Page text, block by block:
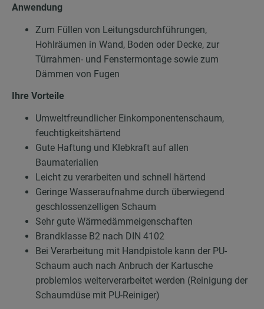
Anwendung
Zum Füllen von Leitungsdurchführungen,
Hohlräumen in Wand, Boden oder Decke, zur
Türrahmen- und Fenstermontage sowie zum
Dämmen von Fugen
Ihre Vorteile
Umweltfreundlicher Einkomponentenschaum,
feuchtigkeitshärtend
Gute Haftung und Klebkraft auf allen
Baumaterialien
Leicht zu verarbeiten und schnell härtend
Geringe Wasseraufnahme durch überwiegend
geschlossenzelligen Schaum
Sehr gute Wärmedämmeigenschaften
Brandklasse B2 nach DIN 4102
Bei Verarbeitung mit Handpistole kann der PU-
Schaum auch nach Anbruch der Kartusche
problemlos weiterverarbeitet werden (Reinigung der
Schaumdüse mit PU-Reiniger)